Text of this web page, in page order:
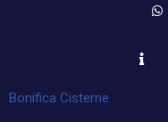
Bonifica Cisterne